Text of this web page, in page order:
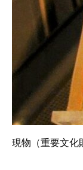
現物（重要文化